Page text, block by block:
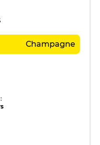
Champagne